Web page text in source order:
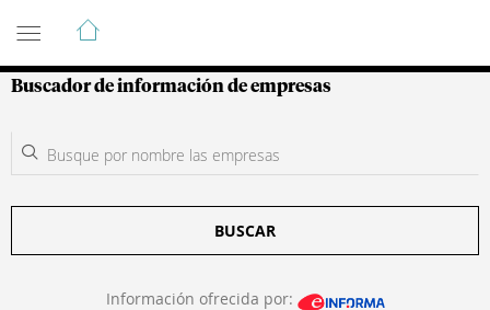
Guía de Empresas Colombianas
Buscador de información de empresas
BUSCAR
Información ofrecida por: